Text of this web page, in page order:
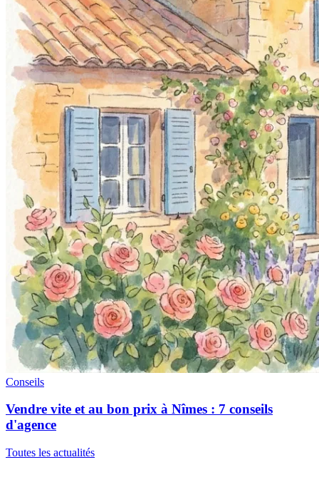
Conseils
Vendre vite et au bon prix à Nîmes : 7 conseils
d'agence
Toutes les actualités